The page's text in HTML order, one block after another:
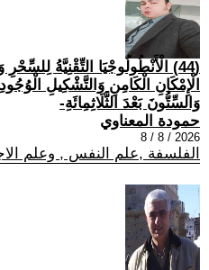
(44) الْأَنْطُولُوجْيَا التِّقْنِيَّةُ
الْإِمْكَانِ الْكَامِنِ وَالتَّشْكِيلِ
وَالسِّتُّونَ بَعْدَ الثَّلَاثِمِائَةِ-
حمودة المعناوي
2026 / 8 / 8
الفلسفة ,علم النفس , وعلم